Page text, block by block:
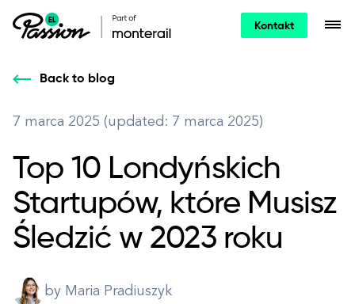
Kontakt
Back to blog
7 marca 2025 (updated: 7 marca 2025)
Top 10 Londyńskich
Startupów, które Musisz
Śledzić w 2023 roku
by Maria Pradiuszyk